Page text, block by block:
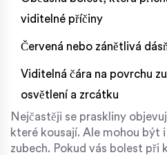
viditelné příčiny
Červená nebo zánětlivá
Viditelná čára na povrchu
osvětlení a zrcátku
Nejčastěji se praskliny
které kousají. Ale mohou být
zubech. Pokud vás bolest při